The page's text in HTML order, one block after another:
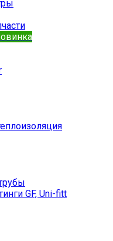
GF, Uni-fitt